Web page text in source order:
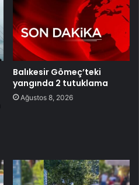
Balıkesir Gömeç’teki
yangında 2 tutuklama
Ağustos 8, 2026